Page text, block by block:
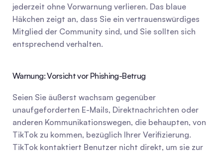
jederzeit ohne Vorwarnung verlieren. Das blaue
Häkchen zeigt an, dass Sie ein vertrauenswürdiges
Mitglied der Community sind, und Sie sollten sich
entsprechend verhalten.
Warnung: Vorsicht vor Phishing-Betrug
Seien Sie äußerst wachsam gegenüber
unaufgeforderten E-Mails, Direktnachrichten oder
anderen Kommunikationswegen, die behaupten, von
TikTok zu kommen, bezüglich Ihrer Verifizierung.
TikTok kontaktiert Benutzer nicht direkt, um sie zur